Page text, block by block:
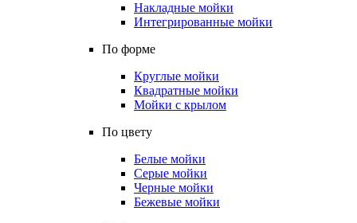
Накладные мойки
Интегрированные мойки
По форме
Круглые мойки
Квадратные мойки
Мойки с крылом
По цвету
Белые мойки
Серые мойки
Черные мойки
Бежевые мойки